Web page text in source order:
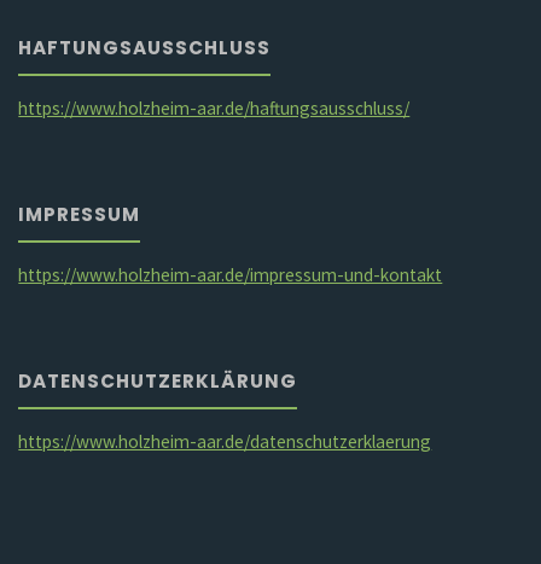
HAFTUNGSAUSSCHLUSS
https://www.holzheim-aar.de/haftungsausschluss/
IMPRESSUM
https://www.holzheim-aar.de/impressum-und-kontakt
DATENSCHUTZERKLÄRUNG
https://www.holzheim-aar.de/datenschutzerklaerung